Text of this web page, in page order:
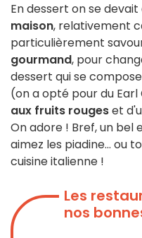
En dessert on se
maison, relativement
particulièrement
gourmand, pour
dessert qui se
(on a opté pour du Earl
aux fruits rougeset
On adore ! Bref, un bel
aimez les piadine... ou
cuisine italienne !
Les
nos